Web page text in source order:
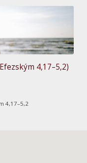
4,17–5,2)
4,17–5,2